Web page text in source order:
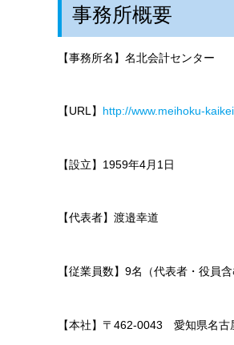
事務所概要
【事務所名】名北会計センター
【URL】 http://www.meihoku-
【設立】1959年4月1日
【代表者】渡邉幸道
【従業員数】9名（代表者・役員含
【本社】〒462-0043 愛知県名